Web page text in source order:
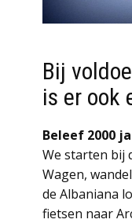
Bij
is er ook
Beleef 2000
We starten bij
Wagen,
de Albaniana
fietsen naar